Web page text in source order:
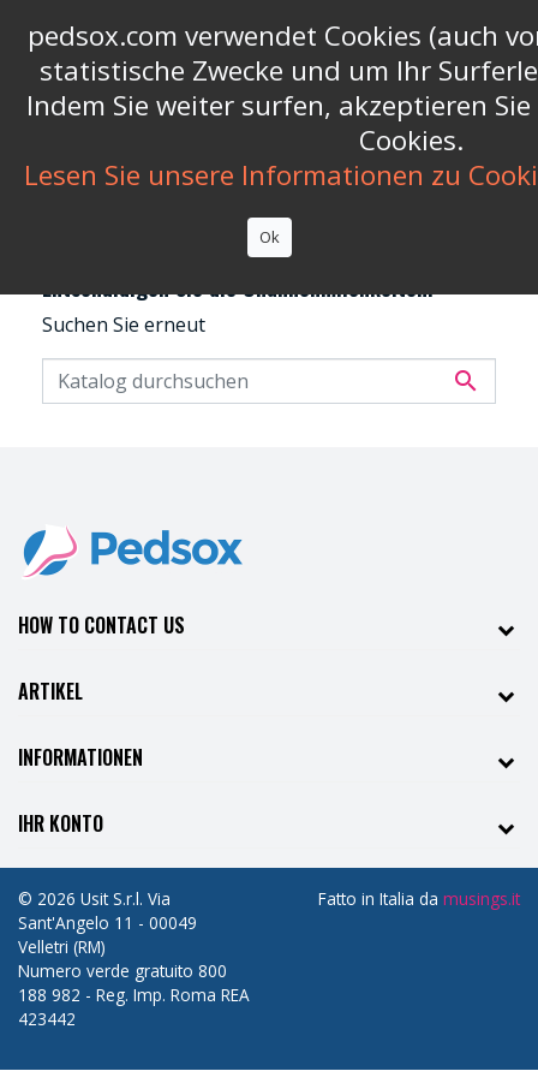
  shopping_cart (0)
Entschuldigen Sie die Unannehmlichkeiten.
Suchen Sie erneut

HOW TO CONTACT US
ARTIKEL
INFORMATIONEN
IHR KONTO
© 2026 Usit S.r.l. Via
Sant'Angelo 11 - 00049
Velletri (RM)
Numero verde gratuito 800
188 982 - Reg. Imp. Roma REA
423442
Fatto in Italia da musings.it
pedsox.com verwendet Cookies (auch
statistische Zwecke und um Ihr
Indem Sie weiter surfen, akzeptieren
Cookies.
Lesen Sie unsere Informationen zu
Ok